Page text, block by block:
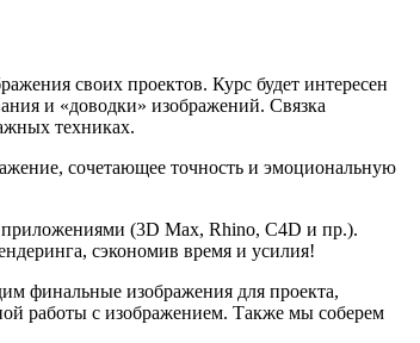
своих проектов. Курс будет интересен
и «доводки» изображений. Связка
техниках.
сочетающее точность и эмоциональную
приложениями (3D Max, Rhino, C4D и пр.).
сэкономив время и усилия!
финальные изображения для проекта,
работы с изображением. Также мы соберем